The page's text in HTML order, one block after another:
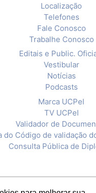
Localização
Telefones
Fale Conosco
Trabalhe Conosco
Editais e Public.
Vestibular
Notícias
Podcasts
Marca UCPel
TV UCPel
Validador de
do Código de validação
Consulta Pública de